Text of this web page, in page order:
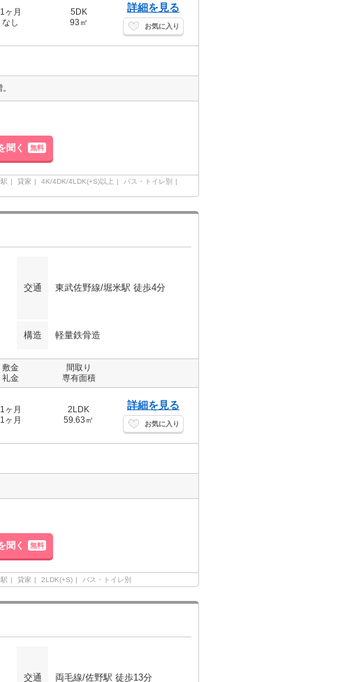
1ヶ月
なし
5DK
93㎡
詳細を見る
お気に入り
聞く 無料
貸家 4K/4DK/4LDK(+S)以上
バス・トイレ別
交通
東武佐野線/堀米駅 徒歩4分
構造 軽量鉄骨造
敷金
礼金
間取り
専有面積
1ヶ月
1ヶ月
2LDK
59.63㎡
詳細を見る
お気に入り
聞く 無料
貸家 2LDK(+S) バス・トイレ別
交通
両毛線/佐野駅 徒歩13分